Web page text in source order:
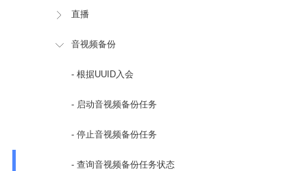
直播
音视频备份
- 根据UUID入会
- 启动音视频备份任务
- 停止音视频备份任务
- 查询音视频备份任务状态